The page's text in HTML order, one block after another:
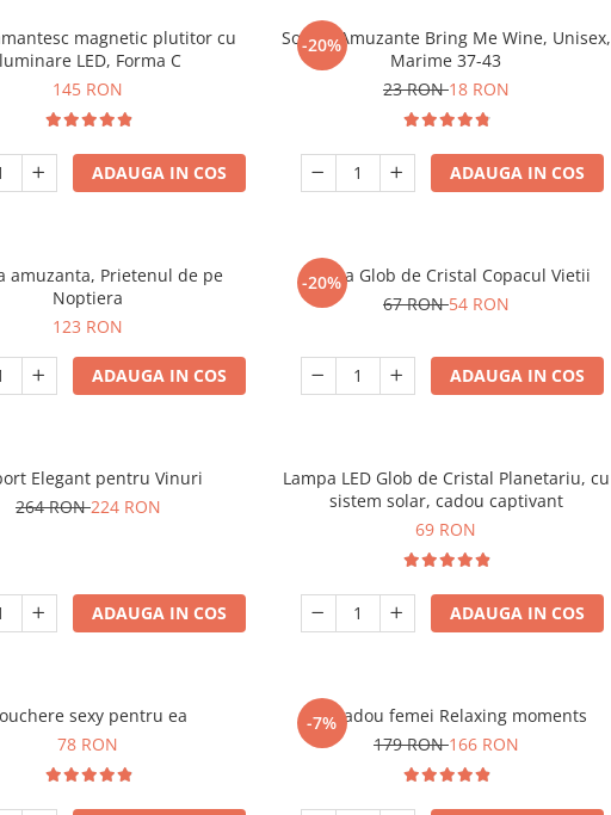
magnetic plutitor cu
LED, Forma C
145 RON
ADAUGA IN COS
-20%
Sosete Amuzante Bring Me Wine, Unisex,
Marime 37-43
23 RON18 RON
ADAUGA IN COS
amuzanta, Prietenul de pe
Noptiera
123 RON
ADAUGA IN COS
-20%
Lampa Glob de Cristal Copacul Vietii
67 RON54 RON
ADAUGA IN COS
Elegant pentru Vinuri
264 RON224 RON
ADAUGA IN COS
Lampa LED Glob de Cristal Planetariu, cu
sistem solar, cadou captivant
69 RON
ADAUGA IN COS
sexy pentru ea
78 RON
-7%
Set cadou femei Relaxing moments
179 RON166 RON